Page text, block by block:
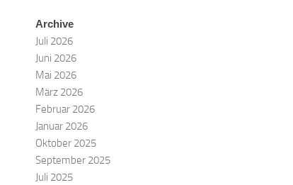
Archive
Juli 2026
Juni 2026
Mai 2026
März 2026
Februar 2026
Januar 2026
Oktober 2025
September 2025
Juli 2025